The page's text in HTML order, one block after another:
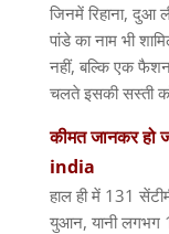
जिनमें रिहाना, दुआ
पांडे का नाम भी
नहीं, बल्कि एक
चलते इसकी सस्ती
कीमतजानकरहो
india
हाल ही में131
युआन, यानी लगभग